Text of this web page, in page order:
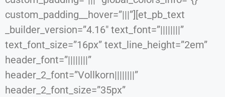
custom_padding__hover=”|||”][et_pb_text
_builder_version=”4.16″ text_font=”||||||||”
text_font_size=”16px” text_line_height=”2em”
header_font=”||||||||”
header_2_font=”Vollkorn||||||||”
header_2_font_size=”35px”